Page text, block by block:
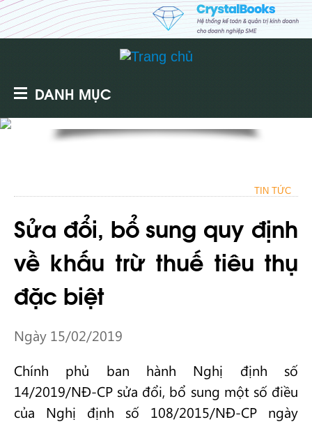
DANH MỤC
TIN TỨC
Sửa đổi, bổ sung quy định
về khấu trừ thuế tiêu thụ
đặc biệt
Ngày 15/02/2019
Chính phủ ban hành Nghị định số
14/2019/NĐ-CP sửa đổi, bổ sung một số điều
của Nghị định số 108/2015/NĐ-CP ngày